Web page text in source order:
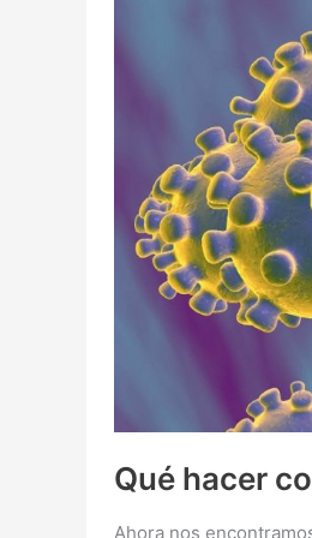
Qué hacer
Ahora nos